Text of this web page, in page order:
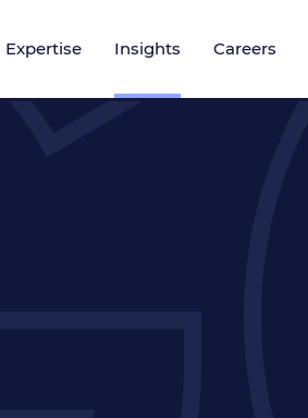
Expertise Insights Careers